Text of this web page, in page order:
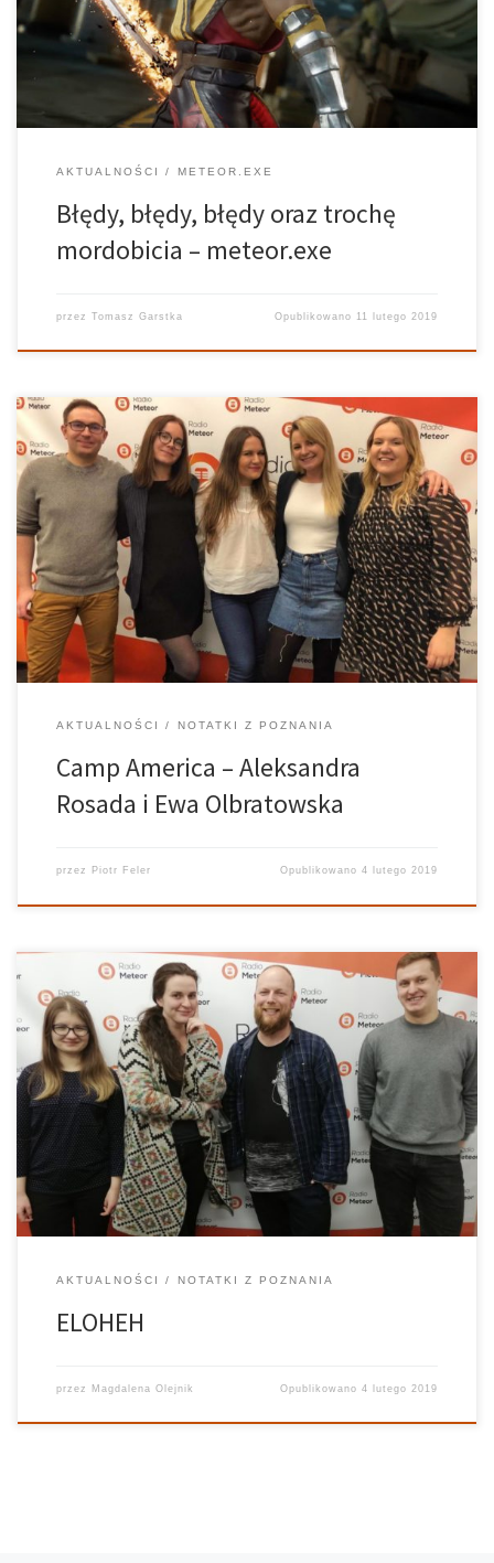
które jest trzecią częścią po rebootcie serii. Rozmawialiśmy
również o trzech literach: M, M oraz O i związanej z […]
AKTUALNOŚCI METEOR.EXE
Błędy, błędy, błędy oraz trochę
mordobicia – meteor.exe
przez Tomasz Garstka Opublikowano 11 lutego 2019
Prawie każdy z nas marzył kiedyś o podróży po Stanach
Zjednoczonych. Kraj kina, muzyki, sławy, bezkresnych dróg i
pięknych krajobrazów jest w zasięgu ręki! Camp America wyciąga
pomocną dłoń i oferuje fantastyczną przygodę połączoną z
bardzo ciekawą pracą. Aleksandra Rosada i […]
AKTUALNOŚCI NOTATKI Z POZNANIA
Camp America – Aleksandra
Rosada i Ewa Olbratowska
przez Piotr Feler Opublikowano4 lutego 2019
ELOHEH W miniony wtorek gościliśmy w naszym studiu zespół
ELOHEH, który wystąpił w ramach Studenckich Poniedziałków.
Mieliśmy okazję porozmawiać z wokalistką, Klaudią Cichocką i
klarnecistą, Hubertem Liczbańskim. Opowiedzieli nam między
innymi o tym jak powstał zespół, skąd wzięli pomysł na […]
AKTUALNOŚCI NOTATKI Z POZNANIA
ELOHEH
przez Magdalena Olejnik Opublikowano4 lutego 2019